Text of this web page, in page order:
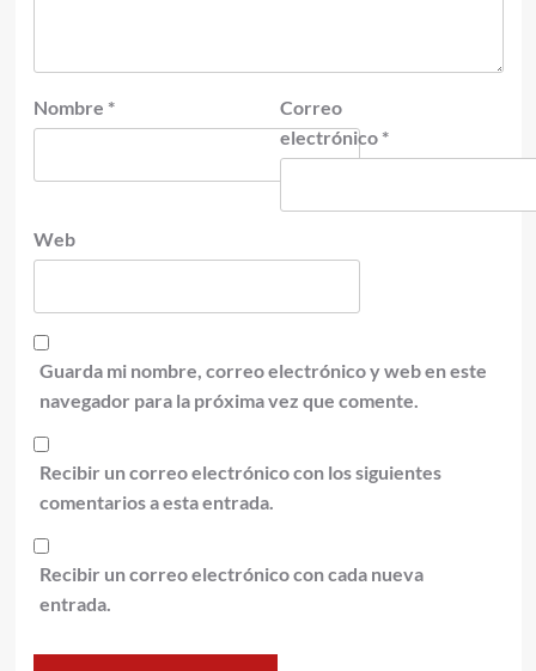
Nombre *
Correo
electrónico *
Web
Guarda mi nombre, correo electrónico y web en este
navegador para la próxima vez que comente.
Recibir un correo electrónico con los siguientes
comentarios a esta entrada.
Recibir un correo electrónico con cada nueva
entrada.